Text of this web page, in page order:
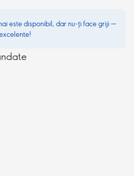
este disponibil, dar nu-ți face griji —